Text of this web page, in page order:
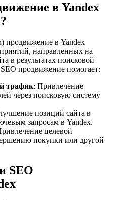
в Yandex
продвижение в Yandex
направленных на
в результатах поисковой
продвижение помогает:
трафик: Привлечение
через поисковую систему
позиций сайта в
запросам в Yandex.
целевой
покупки или другой
SEO